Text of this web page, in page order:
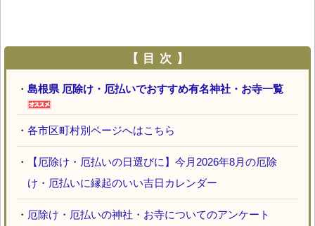
【 目 次 】
・ 島根県 厄除け・厄払いでおすすめ有名神社・お寺一覧
・ 各市区町村別ページへはこちら
・
【厄除け・厄払いの日選びに】今月2026年8月の厄除
け・厄払いに縁起のいい吉日カレンダー
・ 厄除け・厄払いの神社・お寺についてのアンケート